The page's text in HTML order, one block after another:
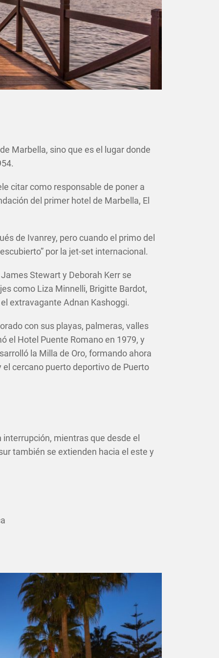
Marbella, sino que es el lugar donde
citar como responsable de poner a
del primer hotel de Marbella, El
de Ivanrey, pero cuando el primo del
por la jet-set internacional.
Stewart y Deborah Kerr se
como Liza Minnelli, Brigitte Bardot,
extravagante Adnan Kashoggi.
con sus playas, palmeras, valles
el Hotel Puente Romano en 1979, y
la Milla de Oro, formando ahora
cercano puerto deportivo de Puerto
mientras que desde el
también se extienden hacia el este y